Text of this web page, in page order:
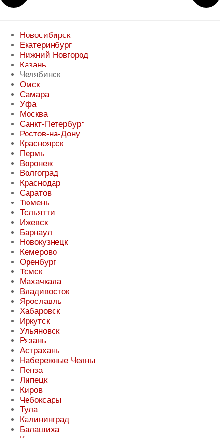
Новосибирск
Екатеринбург
Нижний Новгород
Казань
Челябинск
Омск
Самара
Уфа
Москва
Санкт-Петербург
Ростов-на-Дону
Красноярск
Пермь
Воронеж
Волгоград
Краснодар
Саратов
Тюмень
Тольятти
Ижевск
Барнаул
Новокузнецк
Кемерово
Оренбург
Томск
Махачкала
Владивосток
Ярославль
Хабаровск
Иркутск
Ульяновск
Рязань
Астрахань
Набережные Челны
Пенза
Липецк
Киров
Чебоксары
Тула
Калининград
Балашиха